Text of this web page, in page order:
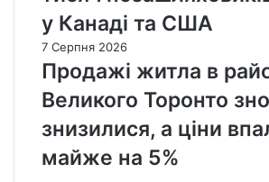
у Канаді та США
7 Серпня 2026
Продажі житла в
Великого Торонто
знизилися, а ціни
майже на 5%